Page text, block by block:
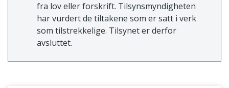
fra lov eller forskrift. Tilsynsmyndigheten
har vurdert de tiltakene som er satt i verk
som tilstrekkelige. Tilsynet er derfor
avsluttet.